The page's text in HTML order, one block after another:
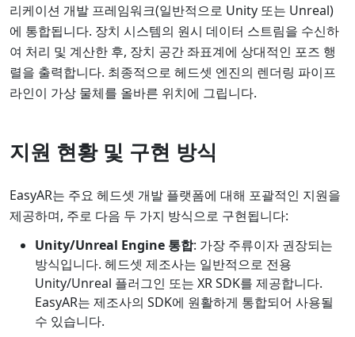
리케이션 개발 프레임워크(일반적으로 Unity 또는 Unreal)
에 통합됩니다. 장치 시스템의 원시 데이터 스트림을 수신하
여 처리 및 계산한 후, 장치 공간 좌표계에 상대적인 포즈 행
렬을 출력합니다. 최종적으로 헤드셋 엔진의 렌더링 파이프
라인이 가상 물체를 올바른 위치에 그립니다.
지원 현황 및 구현 방식
EasyAR는 주요 헤드셋 개발 플랫폼에 대해 포괄적인 지원을
제공하며, 주로 다음 두 가지 방식으로 구현됩니다:
Unity/Unreal Engine 통합: 가장 주류이자 권장되는
방식입니다. 헤드셋 제조사는 일반적으로 전용
Unity/Unreal 플러그인 또는 XR SDK를 제공합니다.
EasyAR는 제조사의 SDK에 원활하게 통합되어 사용될
수 있습니다.